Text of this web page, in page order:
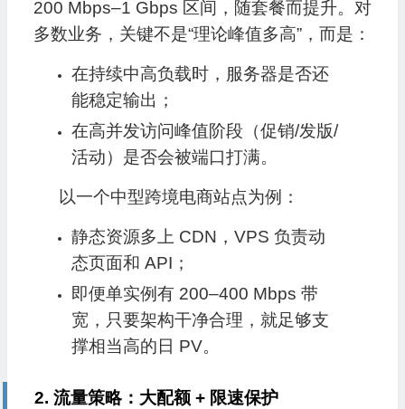
200 Mbps–1 Gbps 区间，随套餐而提升。对
多数业务，关键不是“理论峰值多高”，而是：
在持续中高负载时，服务器是否还
能稳定输出；
在高并发访问峰值阶段（促销/发版/
活动）是否会被端口打满。
以一个中型跨境电商站点为例：
静态资源多上 CDN，VPS 负责动
态页面和 API；
即便单实例有 200–400 Mbps 带
宽，只要架构干净合理，就足够支
撑相当高的日 PV。
2. 流量策略：大配额 + 限速保护